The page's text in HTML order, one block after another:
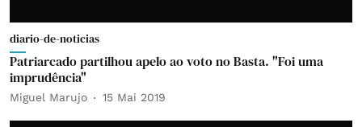
diario-de-noticias
Patriarcado partilhou apelo ao voto no Basta. "Foi uma
imprudência"
Miguel Marujo 15 Mai 2019